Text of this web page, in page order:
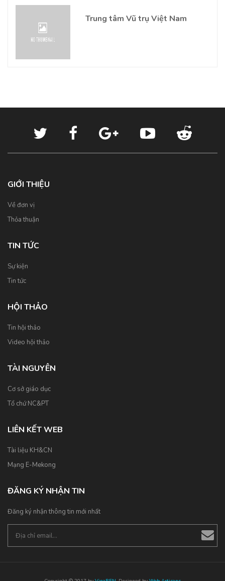
Trung tâm Vũ trụ Việt Nam
GIỚI THIỆU
Về đơn vị
Thỏa thuận
TIN TỨC
Sự kiện
Tin tức
HỘI THẢO
Tin hội thảo
Video hội thảo
TÀI NGUYÊN
Cơ sở giáo dục
Tổ chứ NC&PT
LIÊN KẾT WEB
Tài liệu KH&CN
Mạng E-Mekong
ĐĂNG KÝ NHẬN TIN
Đăng ký nhận thông tin mới nhất